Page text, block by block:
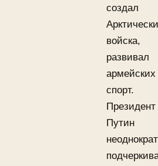
создал
войска,
развивал
армейских
спорт.
Президент
Путин